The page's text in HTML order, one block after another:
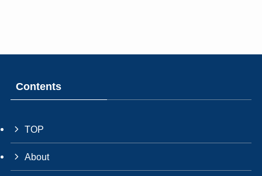
Contents
TOP
About